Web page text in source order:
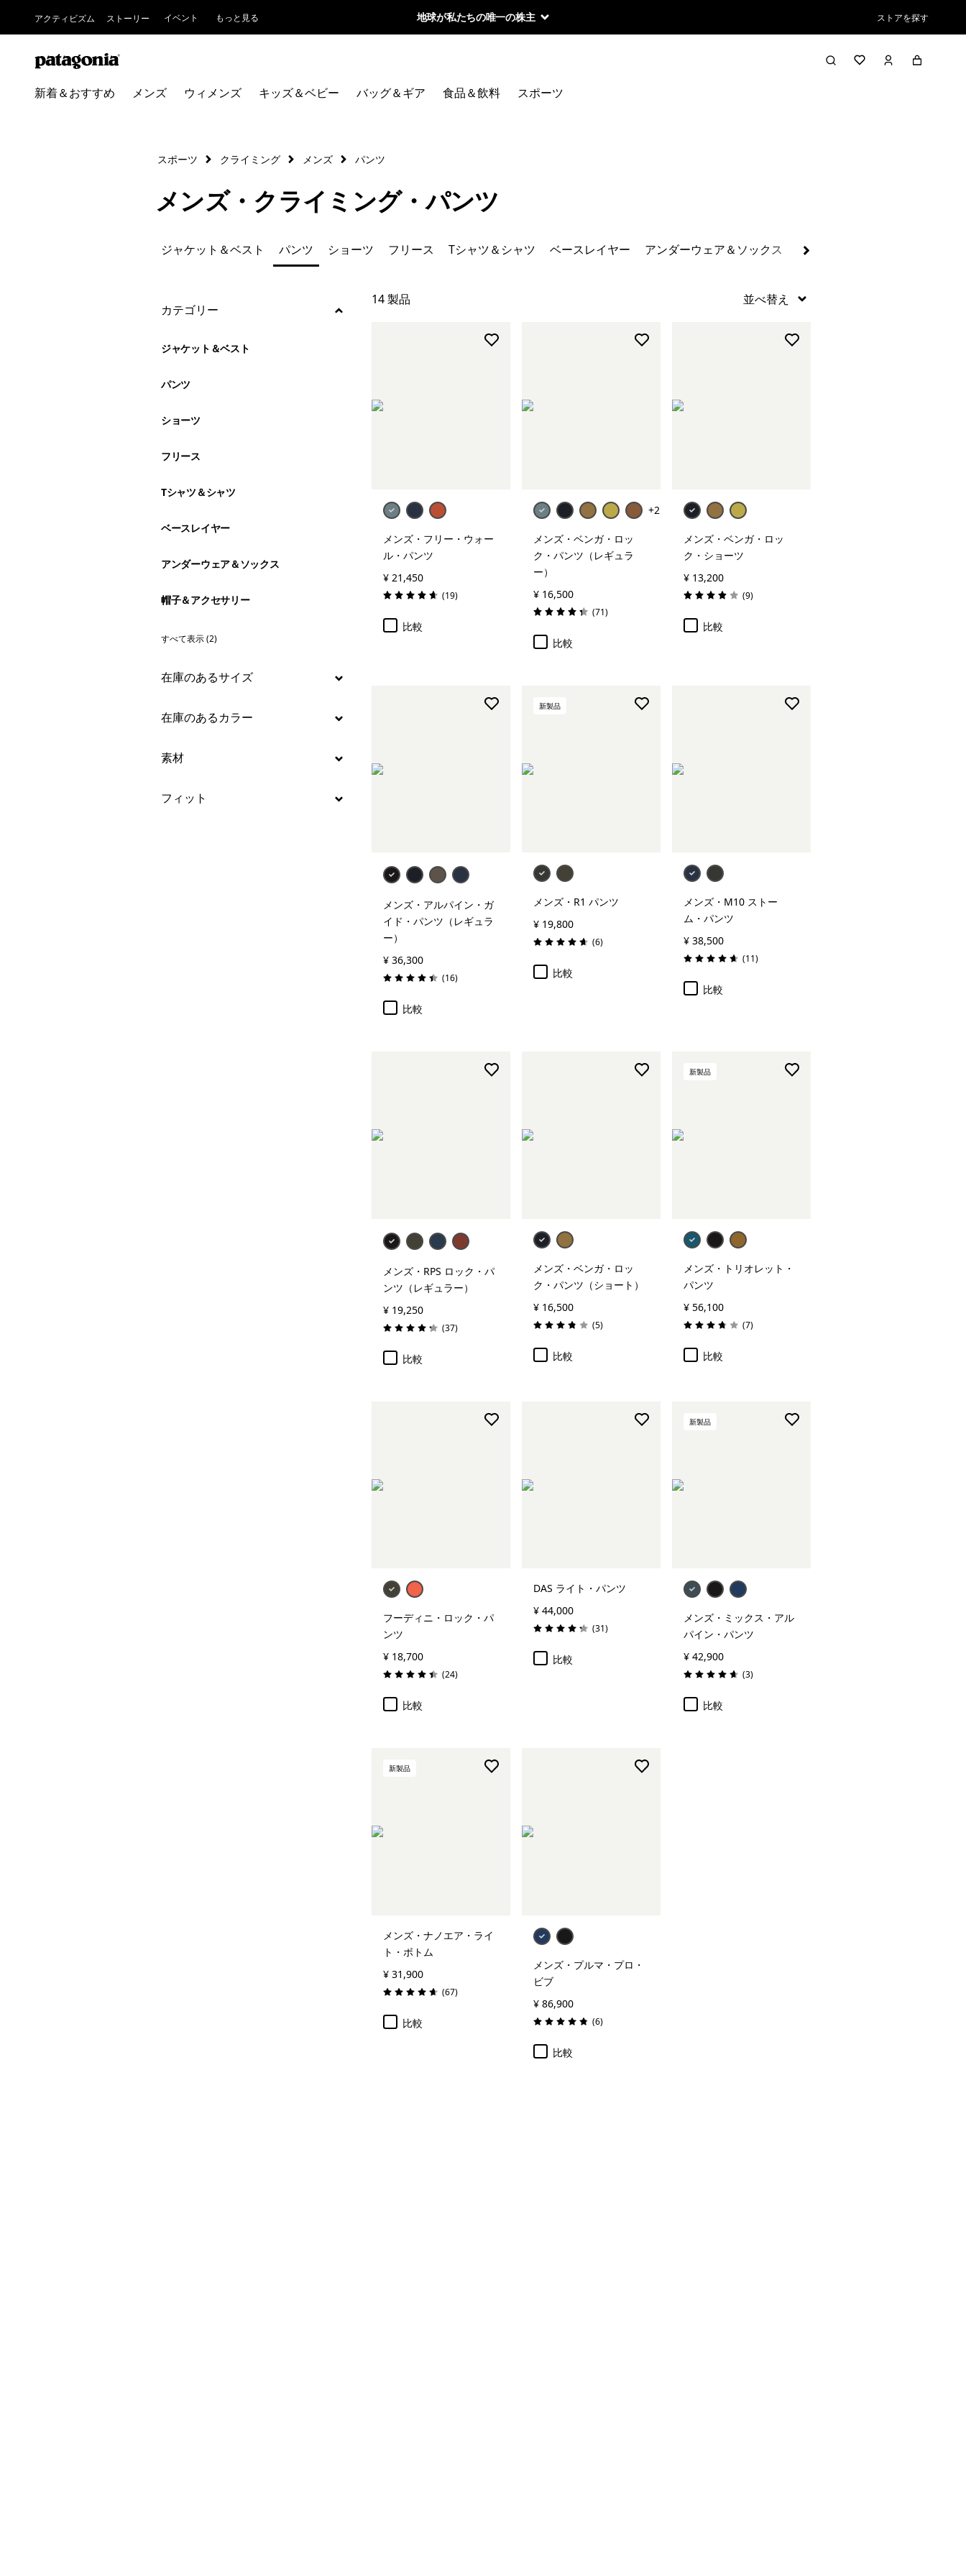
アクティビズム ストーリー イベント もっと見る 地球が私たちの唯一の株主 ストアを探す
新着＆おすすめ メンズ ウィメンズ キッズ＆ベビー バッグ＆ギア 食品＆飲料 スポーツ
フリース
Tシャツ＆シャツ
すべて表示 (2)
スポーツ クライミング メンズ パンツ
メンズ・クライミング・パンツ
ジャケット＆ベスト パンツ ショーツ フリース Tシャツ＆シャツ ベースレイヤー アンダーウェア＆ソックス 帽子＆アクセサリー
絞り込み
カテゴリー
ジャケット＆ベスト
パンツ
ショーツ
フリース
Tシャツ＆シャツ
ベースレイヤー
アンダーウェア＆ソックス
帽子＆アクセサリー
すべて表示 (2)
絞り込み
在庫のあるサイズ
絞り込み
在庫のあるカラー
絞り込み
素材
絞り込み
フィット
14 製品
メンズ・フリー・ウォー
ル・パンツ
¥ 21,450
評価: 4.6 / 5 (19レビュー
)
比較
+2
メンズ・ベンガ・ロッ
ク・パンツ（レギュラ
ー）
¥ 16,500
評価: 4.3 / 5 (71レビュー
)
比較
メンズ・ベンガ・ロッ
ク・ショーツ
¥ 13,200
評価: 4.0 / 5 (9レビュー
)
比較
メンズ・アルパイン・ガ
イド・パンツ（レギュラ
ー）
¥ 36,300
評価: 4.4 / 5 (16レビュー
)
比較
新製品
メンズ・R1 パンツ
¥ 19,800
評価: 4.7 / 5 (6レビュー
)
比較
メンズ・M10 ストー
ム・パンツ
¥ 38,500
評価: 4.6 / 5 (11レビュー
)
比較
メンズ・RPS ロック・パ
ンツ（レギュラー）
¥ 19,250
評価: 4.2 / 5 (37レビュー
)
比較
メンズ・ベンガ・ロッ
ク・パンツ（ショート）
¥ 16,500
評価: 3.8 / 5 (5レビュー
)
比較
新製品
メンズ・トリオレット・
パンツ
¥ 56,100
評価: 3.7 / 5 (7レビュー
)
比較
フーディニ・ロック・パ
ンツ
¥ 18,700
評価: 4.4 / 5 (24レビュー
)
比較
DAS ライト・パンツ
¥ 44,000
評価: 4.3 / 5 (31レビュー
)
比較
新製品
メンズ・ミックス・アル
パイン・パンツ
¥ 42,900
評価: 4.7 / 5 (3レビュー
)
比較
新製品
メンズ・ナノエア・ライ
ト・ボトム
¥ 31,900
評価: 4.6 / 5 (67レビュー
)
比較
メンズ・プルマ・プロ・
ビブ
¥ 86,900
評価: 4.8 / 5 (6レビュー
)
比較